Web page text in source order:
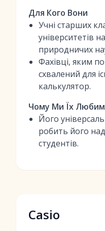
Для Кого Вони
Учні старших
університетів
природничих
Фахівці, яким
схвалений для
калькулятор.
Чому Ми Їх
Його
робить його
студентів.
Casio